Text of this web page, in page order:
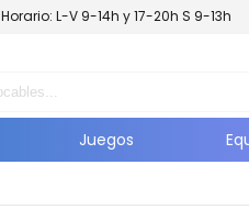
Horario: L-V 9-14h y 17-20h S 9-13h
Juegos